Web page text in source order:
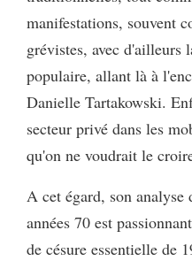
manifestations, souvent
grévistes, avec d'ailleurs
populaire, allant là à
Danielle Tartakowski.
secteur privé dans les
qu'on ne voudrait le
A cet égard, son
années 70 est
de césure essentielle de